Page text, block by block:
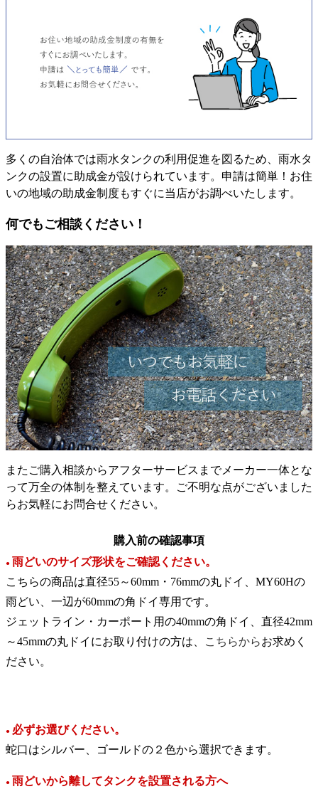
多くの自治体では雨水タンクの利用促進を図るため、雨水タ
ンクの設置に助成金が設けられています。申請は簡単！お住
いの地域の助成金制度もすぐに当店がお調べいたします。
何でもご相談ください！
またご購入相談からアフターサービスまでメーカー一体とな
って万全の体制を整えています。ご不明な点がございました
らお気軽にお問合せください。
購入前の確認事項
● 雨どいのサイズ形状をご確認ください。
こちらの商品は直径55～60mm・76mmの丸ドイ、MY60Hの
雨どい、一辺が60mmの角ドイ専用です。
ジェットライン・カーポート用の40mmの角ドイ、直径42mm
～45mmの丸ドイにお取り付けの方は、
こちらからお求めく
ださい。
● 必ずお選びください。
蛇口はシルバー、ゴールドの２色から選択できます。
● 雨どいから離してタンクを設置される方へ